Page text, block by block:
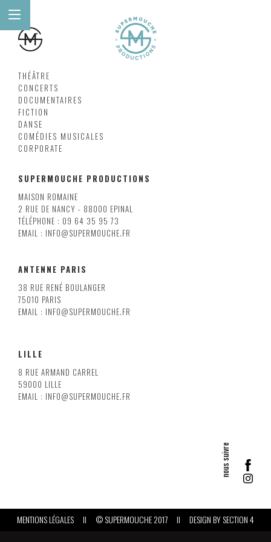
THÉÂTRE
CONCERTS
DOCUMENTAIRES
FICTION
DANSE
COMÉDIES MUSICALES
CORPORATE
SUPERMOUCHE PRODUCTIONS
MAISON ROMAINE
2 RUE DE NANCY - 88000 EPINAL
TÉLÉPHONE : 09 64 35 95 73
EMAIL : INFO@SUPERMOUCHE.FR
ANTENNE PARIS
38 RUE RENÉ BOULANGER
75010 PARIS
EMAIL : INFO@SUPERMOUCHE.FR
LILLE
8 RUE ARMAND CARREL
59000 LILLE
EMAIL : INFO@SUPERMOUCHE.FR
MENTIONS LÉGALES II © SUPERMOUCHE 2017 II DESIGN BYSECTION 4